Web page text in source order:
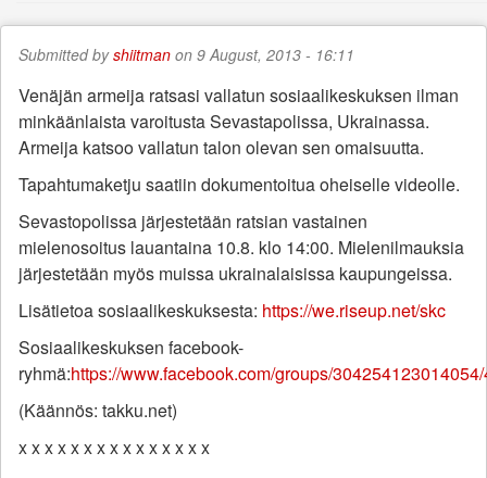
Submitted byshiitman on 9 August, 2013 - 16:11
Venäjän armeija ratsasi vallatun sosiaalikeskuksen ilman
minkäänlaista varoitusta Sevastapolissa, Ukrainassa.
Armeija katsoo vallatun talon olevan sen omaisuutta.
Tapahtumaketju saatiin dokumentoitua oheiselle videolle.
Sevastopolissa järjestetään ratsian vastainen
mielenosoitus lauantaina 10.8. klo 14:00. Mielenilmauksia
järjestetään myös muissa ukrainalaisissa kaupungeissa.
Lisätietoa sosiaalikeskuksesta: https://we.riseup.net/skc
Sosiaalikeskuksen facebook-
ryhmä:https://www.facebook.com/groups/
(Käännös: takku.net)
x x x x x x x x x x x x x x x